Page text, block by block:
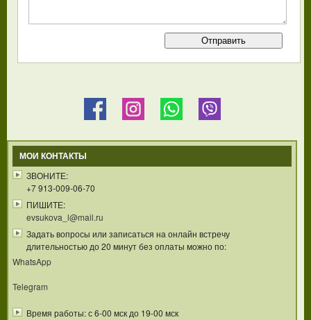
МОИ КОНТАКТЫ
ЗВОНИТЕ:
+7 913-009-06-70
ПИШИТЕ:
evsukova_l@mail.ru
Задать вопросы или записаться на онлайн встречу
длительностью до 20 минут без оплаты можно по:
WhatsApp
Telegram
Время работы: с 6-00 мск до 19-00 мск